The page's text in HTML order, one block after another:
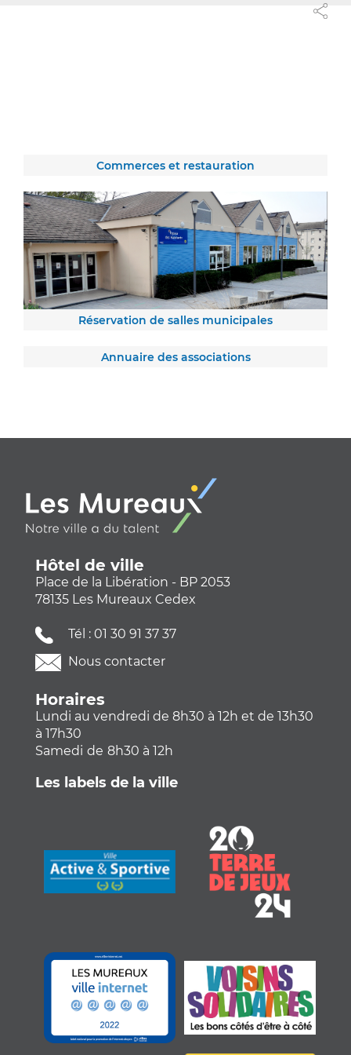
Commerces et restauration
Réservation de salles municipales
Annuaire des associations
Hôtel de ville
Place de la Libération - BP 2053
78135 Les Mureaux Cedex
Tél : 01 30 91 37 37
Nous contacter
Horaires
Lundi au vendredi de 8h30 à 12h et de 13h30
à 17h30
Samedi de 8h30 à 12h
Les labels de la ville